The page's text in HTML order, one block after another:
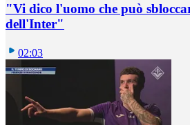
"Vi dico l'uomo che può
dell'Inter"
02:03